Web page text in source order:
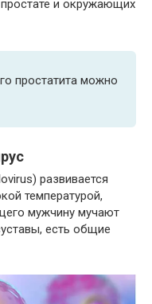
и окружающих
простатита можно
развивается
температурой,
мужчину мучают
есть общие